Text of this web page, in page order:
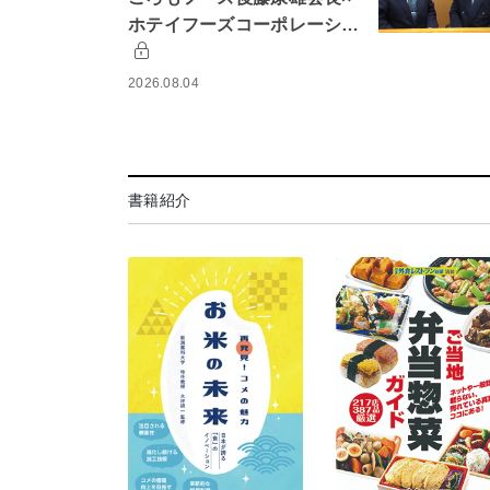
ホテイフーズコーポレーシ…
2026.08.04
書籍紹介